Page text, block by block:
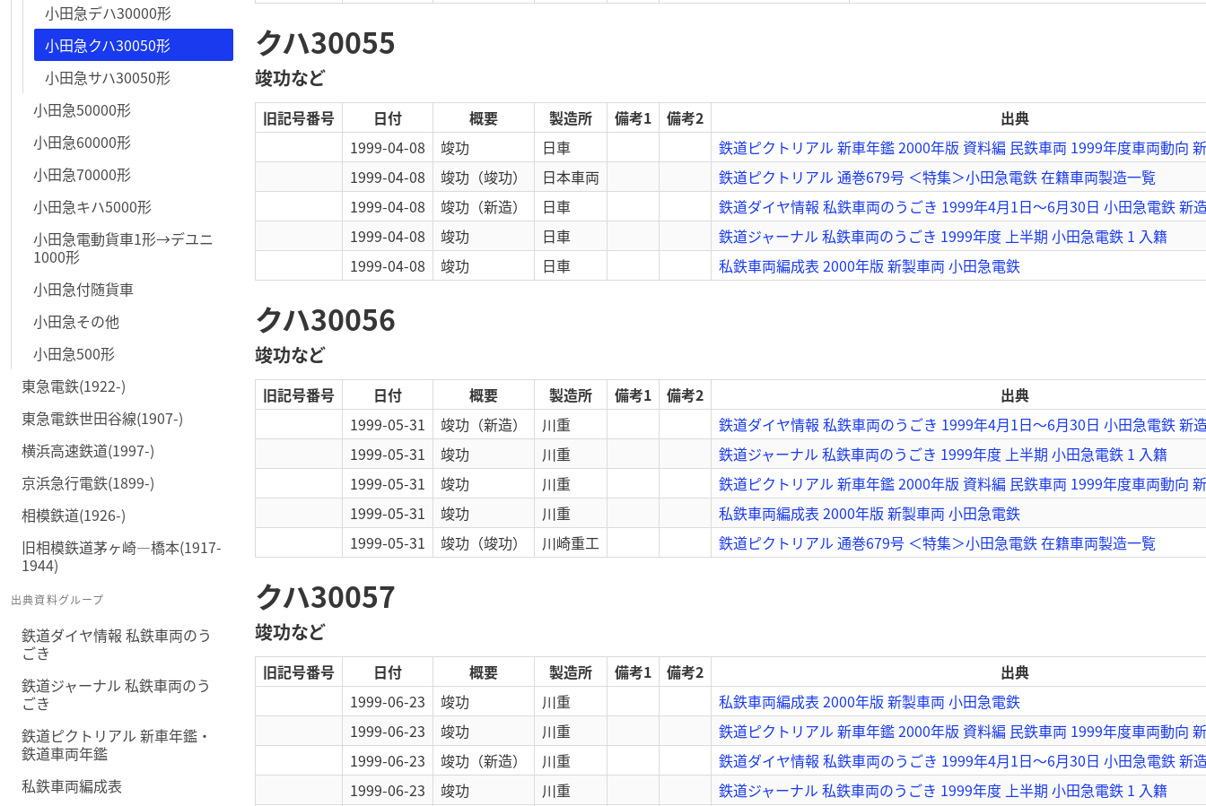
小田急デハ30000形
小田急クハ30050形
小田急サハ30050形
小田急50000形
小田急60000形
小田急70000形
小田急キハ5000形
小田急電動貨車1形→デユニ
1000形
小田急付随貨車
小田急その他
小田急500形
東急電鉄(1922-)
東急電鉄世田谷線(1907-)
横浜高速鉄道(1997-)
京浜急行電鉄(1899-)
相模鉄道(1926-)
旧相模鉄道茅ヶ崎―橋本(1917-
1944)
出典資料グループ
鉄道ダイヤ情報 私鉄車両のう
ごき
鉄道ジャーナル 私鉄車両のう
ごき
鉄道ピクトリアル 新車年鑑・
鉄道車両年鑑
私鉄車両編成表
クハ30055
竣功など
旧記号番号 日付 概要 製造所 備考1 備考2
出典
1999-04-08
竣功 日車
鉄道ピクトリアル 新車年鑑 2000年版 資料編 民鉄車両 1999年度車両動向
1999-04-08
竣功 （竣功） 日本車両
鉄道ピクトリアル 通巻679号 ＜特集＞小田急電鉄 在籍車両製造一覧
1999-04-08
竣功 （新造） 日車
鉄道ダイヤ情報 私鉄車両のうごき 1999年4月1日～6月30日 小田急電鉄 新
1999-04-08
竣功 日車
鉄道ジャーナル 私鉄車両のうごき 1999年度 上半期 小田急電鉄 1 入籍
1999-04-08
竣功 日車 私鉄車両編成表 2000年版 新製車両 小田急電鉄
クハ30056
竣功など
旧記号番号 日付 概要 製造所 備考1 備考2
出典
1999-05-31
竣功 （新造） 川重
鉄道ダイヤ情報 私鉄車両のうごき 1999年4月1日～6月30日 小田急電鉄 新
1999-05-31
竣功 川重
鉄道ジャーナル 私鉄車両のうごき 1999年度 上半期 小田急電鉄 1 入籍
1999-05-31
竣功 川重
鉄道ピクトリアル 新車年鑑 2000年版 資料編 民鉄車両 1999年度車両動向
1999-05-31
竣功 川重
私鉄車両編成表 2000年版 新製車両 小田急電鉄
1999-05-31
竣功 （竣功） 川崎重工 鉄道ピクトリアル 通巻679号 ＜特集＞小田急電鉄 在籍車両製造一覧
クハ30057
竣功など
旧記号番号 日付 概要 製造所 備考1 備考2
出典
1999-06-23
竣功 川重
私鉄車両編成表 2000年版 新製車両 小田急電鉄
1999-06-23
竣功 川重
鉄道ピクトリアル 新車年鑑 2000年版 資料編 民鉄車両 1999年度車両動向
1999-06-23
竣功 （新造） 川重
鉄道ダイヤ情報 私鉄車両のうごき 1999年4月1日～6月30日 小田急電鉄 新
1999-06-23
竣功 川重
鉄道ジャーナル 私鉄車両のうごき 1999年度 上半期 小田急電鉄 1 入籍